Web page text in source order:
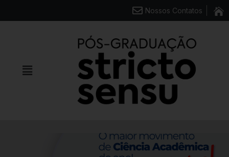
Nossos Contatos